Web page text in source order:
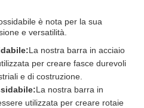
è nota per la sua
e versatilità.
La nostra barra in acciaio
per creare fasce durevoli
e di costruzione.
La nostra barra in
utilizzata per creare rotaie